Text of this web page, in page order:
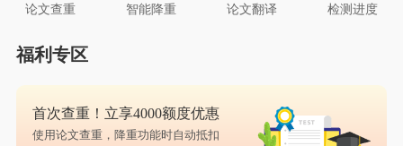
论文查重 智能降重 论文翻译 检测进度
福利专区
首次查重！立享4000额度优惠
使用论文查重，降重功能时自动抵扣